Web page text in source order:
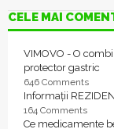
CELE MAI
VIMOVO - O
protector gastric
646 Comments
Informații
164 Comments
Ce medicamente